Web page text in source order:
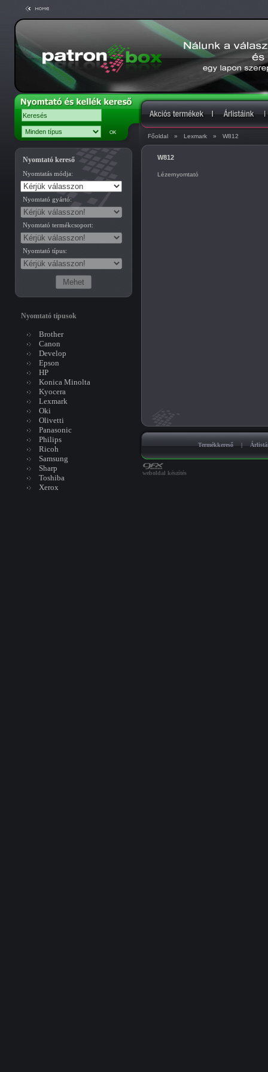
Főoldal » Lexmark » W812
Nyomtató kereső
Nyomtatás módja:
Nyomtató gyártó:
Nyomtató termékcsoport:
Nyomtató típus:
Nyomtató típusok
Brother
Canon
Develop
Epson
HP
Konica Minolta
Kyocera
Lexmark
Oki
Olivetti
Panasonic
Philips
Ricoh
Samsung
Sharp
Toshiba
Xerox
W812
Lézernyomtató
Termékkereső |
weboldal készítés